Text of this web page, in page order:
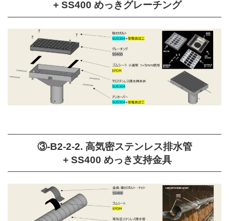
+ SS400 めっきグレーチング
③-B2-2-2. 高気密ステンレス排水管
+ SS400 めっき支持金具